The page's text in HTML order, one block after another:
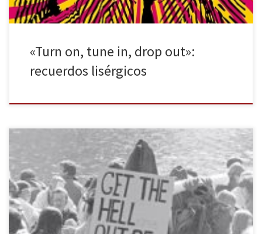
«Turn on, tune in, drop out»:
recuerdos lisérgicos
Tiempo de soñar (Alpha Decay) es una crónica de la década de los
60 escrita por Geoffrey O’Brien, un libro de culto escrito con
lirismo en el que se suceden diversos episodios, apenas
fogonazos, de aquella época convulsa. La década de los 60 en
Estados Unidos fue, efectivamente, un tiempo para […]